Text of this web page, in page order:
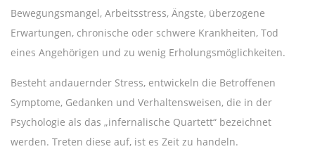
Bewegungsmangel, Arbeitsstress, Ängste, überzogene
Erwartungen, chronische oder schwere Krankheiten, Tod
eines Angehörigen und zu wenig Erholungsmöglichkeiten.
Besteht andauernder Stress, entwickeln die Betroffenen
Symptome, Gedanken und Verhaltensweisen, die in der
Psychologie als das „infernalische Quartett“ bezeichnet
werden. Treten diese auf, ist es Zeit zu handeln.